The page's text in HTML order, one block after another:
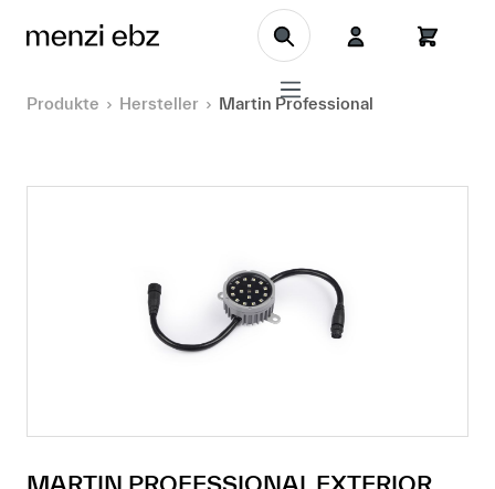
Zum Hauptinhalt springen
Produkte Hersteller Martin Professional
MARTIN PROFESSIONAL EXTERIOR